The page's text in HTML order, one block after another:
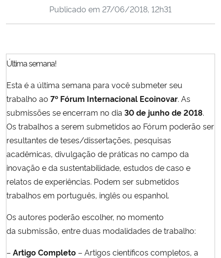
Ministério da Cidadania
Ministério de Minas e Energia
Ministério da Ciência, Tecnologia, Inovações e Comunicações
Ministério do Meio Ambiente
Ministério do Turismo
Ministério do Desenvolvimento Regional
Controladoria-Geral da União
Ministério da Mulher, da Família e dos Direitos Humanos
Publicado em 27/06/2018, 12h31
Última semana!
Esta é a última semana para você submeter seu
trabalho ao 7º Fórum Internacional Ecoinovar. As
submissões se encerram no dia 30 de junho de 2018.
Os trabalhos a serem submetidos ao Fórum poderão ser
resultantes de teses/dissertações, pesquisas
acadêmicas, divulgação de práticas no campo da
inovação e da sustentabilidade, estudos de caso e
relatos de experiências. Podem ser submetidos
trabalhos em português, inglês ou espanhol.
Os autores poderão escolher, no momento
da submissão, entre duas modalidades de trabalho:
– Artigo Completo – Artigos científicos completos, a